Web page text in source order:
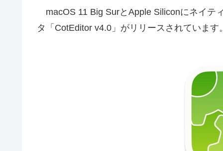
macOS 11 Big SurとApple Siliconにネイテ
タ「CotEditor v4.0」がリリースされています